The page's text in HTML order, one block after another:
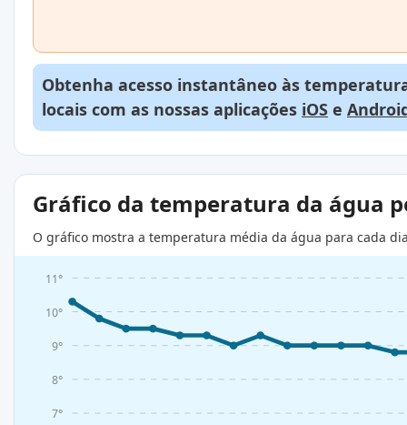
Obtenha acesso instantâneo às
locais com as nossas aplicações iOS e
Gráfico da temperatura da água
O gráfico mostra a temperatura média da água para cada
7°
8°
9°
10°
11°